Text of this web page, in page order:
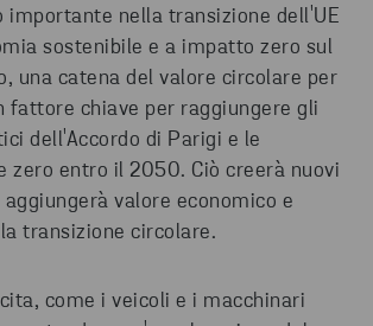
importante nella transizione dell'UE
sostenibile e a impatto zero sul
una catena del valore circolare per
fattore chiave per raggiungere gli
dell'Accordo di Parigi e le
zero entro il 2050. Ciò creerà nuovi
valore economico e
transizione circolare.
come i veicoli e i macchinari